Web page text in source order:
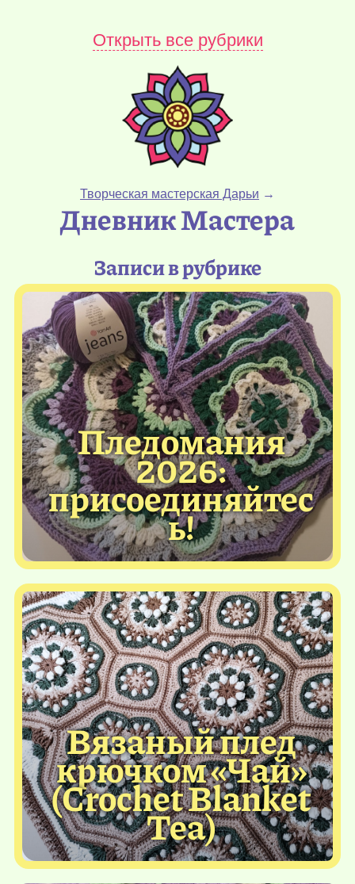
Открыть все рубрики
Творческая мастерская Дарьи →
Дневник Мастера
Записи в рубрике
Пледомания
2026:
присоединяйтес
ь!
Вязаный плед
крючком «Чай»
(Crochet Blanket
Tea)